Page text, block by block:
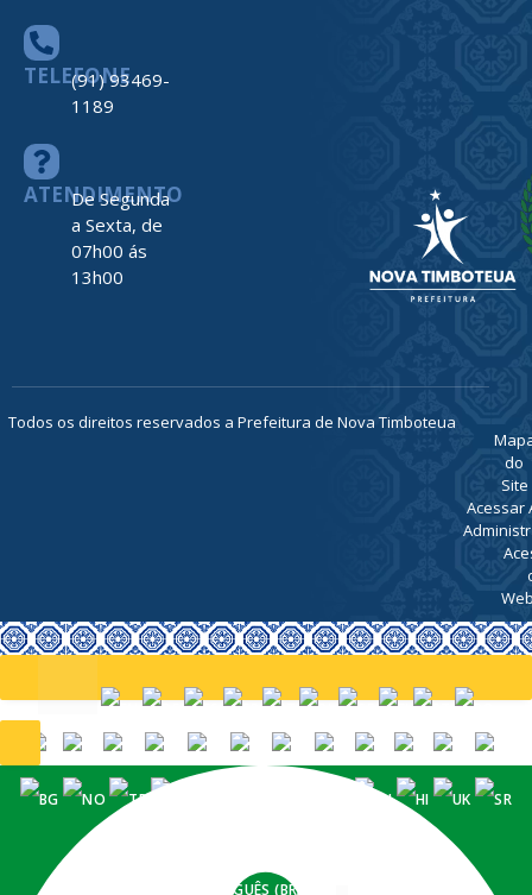
TELEFONE
(91) 93469-
1189
ATENDIMENTO
De Segunda
a Sexta, de
07h00 ás
13h00
Todos os direitos reservados a Prefeitura de Nova Timboteua
do
Site
Acessar
PORTUGUÊS (BRASIL)